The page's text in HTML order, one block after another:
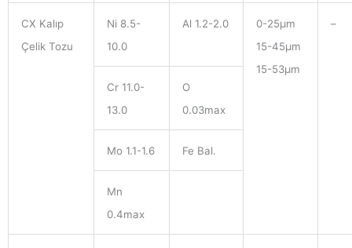
CX Kalıp
Çelik Tozu
Ni 8.5-
10.0
Al 1.2-2.0
0-25μm
15-45μm
15-53μm
–
Cr 11.0-
13.0
O
0.03max
Mo 1.1-1.6 Fe Bal.
Mn
0.4max